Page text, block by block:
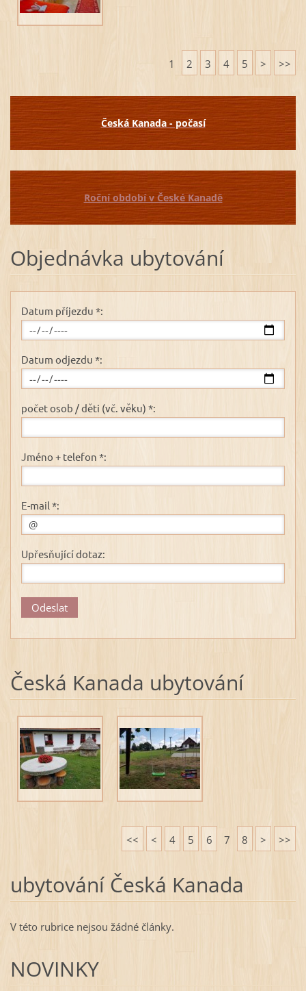
1 2 3 4 5 > >>
Česká Kanada - počasí
Roční období v České Kanadě
Objednávka ubytování
Datum příjezdu *:
Datum odjezdu *:
počet osob / děti (vč. věku) *:
Jméno + telefon *:
E-mail *:
Upřesňující dotaz:
Česká Kanada ubytování
<< < 4 5 6 7 8 > >>
ubytování Česká Kanada
V této rubrice nejsou žádné články.
NOVINKY